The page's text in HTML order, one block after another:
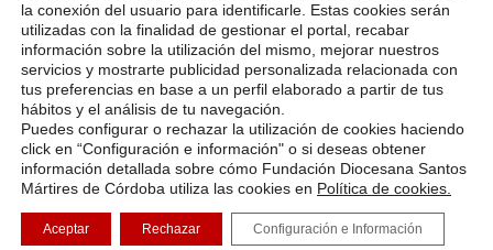
COPYRIGHT 2025 FUNDACIÓN DIOCESANA
SANTOS MÁRTIRES, ALL RIGHT RESERVED
POLÍTICA DE COOKIES AVISO LEGAL
POLÍTICA DE PRIVACIDAD
la conexión del usuario para identificarle. Estas cookies serán
utilizadas con la finalidad de gestionar el portal, recabar
información sobre la utilización del mismo, mejorar nuestros
servicios y mostrarte publicidad personalizada relacionada con
tus preferencias en base a un perfil elaborado a partir de tus
hábitos y el análisis de tu navegación.
Puedes configurar o rechazar la utilización de cookies haciendo
click en “Configuración e información" o si deseas obtener
información detallada sobre cómo Fundación Diocesana Santos
Mártires de Córdoba utiliza las cookies en Política de cookies.
Aceptar Rechazar Configuración e Información